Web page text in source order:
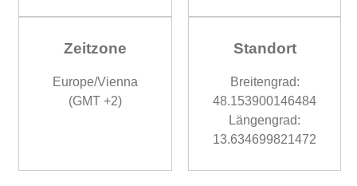
Zeitzone
Europe/Vienna
(GMT +2)
Standort
Breitengrad:
48.153900146484
Längengrad:
13.634699821472